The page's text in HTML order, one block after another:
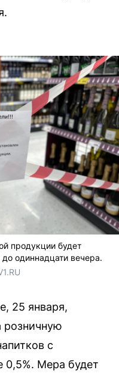
продукции будет
одиннадцати вечера.
25 января,
розничную
с
0,5%. Мера будет